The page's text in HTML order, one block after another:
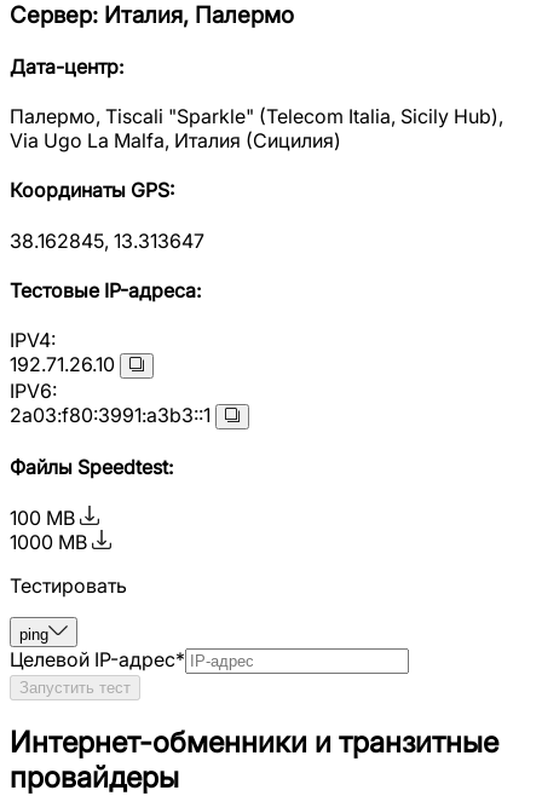
Сервер: Италия, Палермо
Дата-центр:
Палермо, Tiscali "Sparkle" (Telecom Italia, Sicily Hub),
Via Ugo La Malfa, Италия (Сицилия)
Координаты GPS:
38.162845, 13.313647
Тестовые IP-адреса:
IPV4:
192.71.26.10
IPV6:
2a03:f80:3991:a3b3::1
Файлы Speedtest:
100 MB
1000 MB
Тестировать
ping
Целевой IP-адрес*
Запустить тест
Интернет-обменники и транзитные
провайдеры